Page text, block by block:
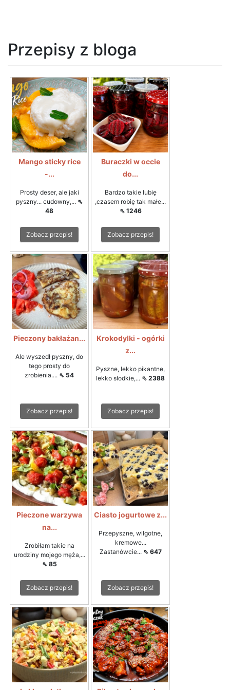
Przepisy z bloga
Mango sticky rice
-...
Prosty deser, ale jaki
pyszny... cudowny,... ⇖
48
Zobacz przepis!
Buraczki w occie
do...
Bardzo takie lubię
,czasem robię tak małe...
⇖ 1246
Zobacz przepis!
Pieczony bakłażan...
Ale wyszedł pyszny, do
tego prosty do
zrobienia.... ⇖ 54
Zobacz przepis!
Krokodylki - ogórki
z...
Pyszne, lekko pikantne,
lekko słodkie,... ⇖ 2388
Zobacz przepis!
Pieczone warzywa
na...
Zrobiłam takie na
urodziny mojego męża,...
⇖ 85
Zobacz przepis!
Ciasto jogurtowe z...
Przepyszne, wilgotne,
kremowe...
Zastanówcie... ⇖ 647
Zobacz przepis!